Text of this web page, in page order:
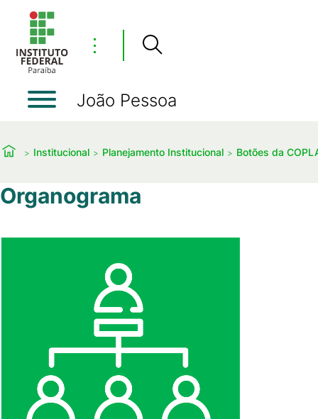
⋮
João Pessoa
Institucional Planejamento Institucional Botões da
Organograma